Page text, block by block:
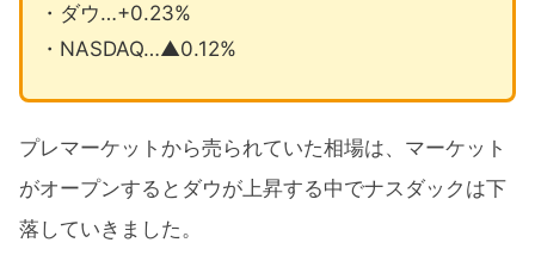
・ダウ…+0.23%
・NASDAQ…▲0.12%
プレマーケットから売られていた相場は、マーケット
がオープンするとダウが上昇する中でナスダックは下
落していきました。